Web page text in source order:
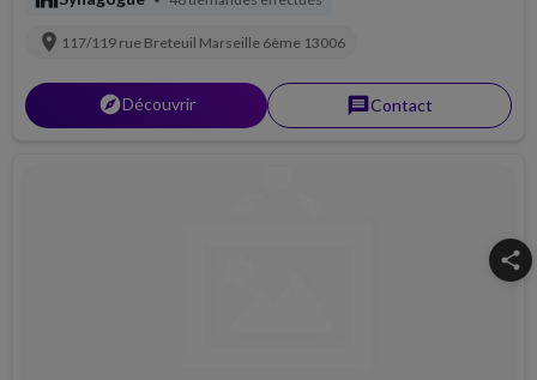
location_on 117/119 rue Breteuil Marseille 6ème 13006
explorerDécouvrir messageContact
share